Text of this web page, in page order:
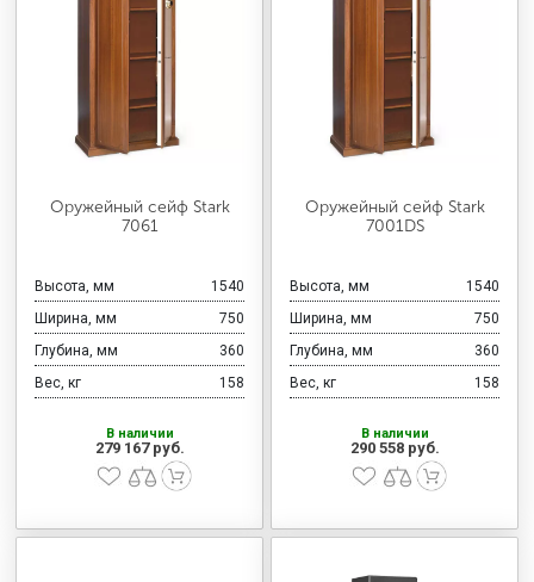
Оружейный сейф Stark
7061
Высота, мм
1540
Ширина, мм
750
Глубина, мм
360
Вес, кг
158
В наличии
279 167 руб.
Оружейный сейф Stark
7001DS
Высота, мм
1540
Ширина, мм
750
Глубина, мм
360
Вес, кг
158
В наличии
290 558 руб.